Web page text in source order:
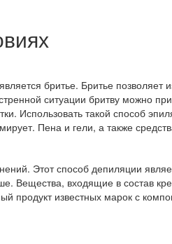
бритье. Бритье
ситуации бритву можно
Использовать такой способ
Пена и гели, а также
Этот способ депиляции
Вещества, входящие в состав
продукт известных марок с